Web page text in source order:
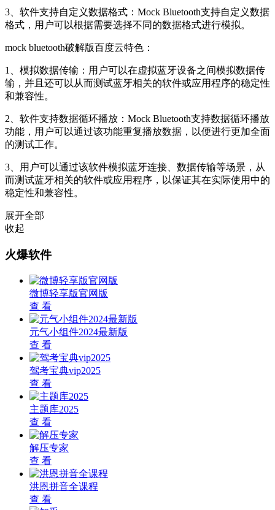
3、软件支持自定义数据格式：Mock Bluetooth支持自定义数据
格式，用户可以根据需要选择不同的数据格式进行模拟。
mock bluetooth破解版百度云特色：
1、模拟数据传输：用户可以在虚拟蓝牙设备之间模拟数据传
输，并且还可以从而测试蓝牙相关的软件或应用程序的稳定性
和兼容性。
2、软件支持数据循环播放：Mock Bluetooth支持数据循环播放
功能，用户可以通过该功能重复播放数据，以便进行更加全面
的测试工作。
3、用户可以通过该软件模拟蓝牙连接、数据传输等场景，从
而测试蓝牙相关的软件或应用程序，以保证其在实际使用中的
稳定性和兼容性。
展开全部
收起
火爆软件
微博轻享版官网版
查 看
元气小组件2024最新版
查 看
驾考宝典vip2025
查 看
主题库2025
查 看
解压专家
查 看
洪恩拼音全课程
查 看